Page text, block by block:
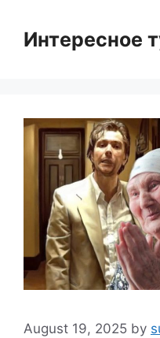
contentИнтересное
August 19, 2025 by